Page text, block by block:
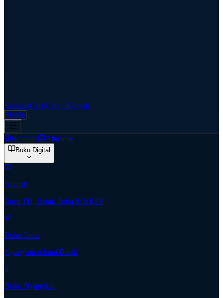
AspirasiCari GerejaKontak
Masuk
Beranda Almanak
Buku Digital
Alkitab
Baca TB, Batak Toba & NKJV
Buku Ende
Nyanyian rohani Batak
Buku Nyanyian